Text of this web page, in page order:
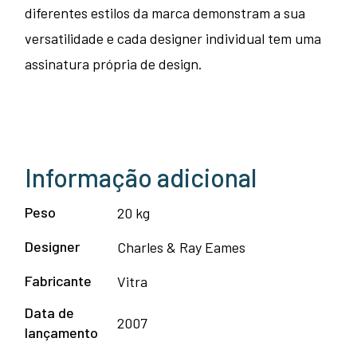
diferentes estilos da marca demonstram a sua
versatilidade e cada designer individual tem uma
assinatura própria de design.
Informação adicional
Peso
20 kg
Designer
Charles & Ray Eames
Fabricante
Vitra
Data de
lançamento
2007